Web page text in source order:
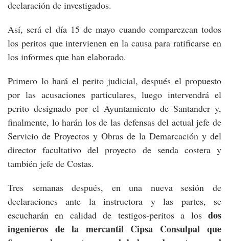
declaración de investigados.
Así, será el día 15 de mayo cuando comparezcan todos
los peritos que intervienen en la causa para ratificarse en
los informes que han elaborado.
Primero lo hará el perito judicial, después el propuesto
por las acusaciones particulares, luego intervendrá el
perito designado por el Ayuntamiento de Santander y,
finalmente, lo harán los de las defensas del actual jefe de
Servicio de Proyectos y Obras de la Demarcación y del
director facultativo del proyecto de senda costera y
también jefe de Costas.
Tres semanas después, en una nueva sesión de
declaraciones ante la instructora y las partes, se
escucharán en calidad de testigos-peritos a los dos
ingenieros de la mercantil Cipsa Consulpal que